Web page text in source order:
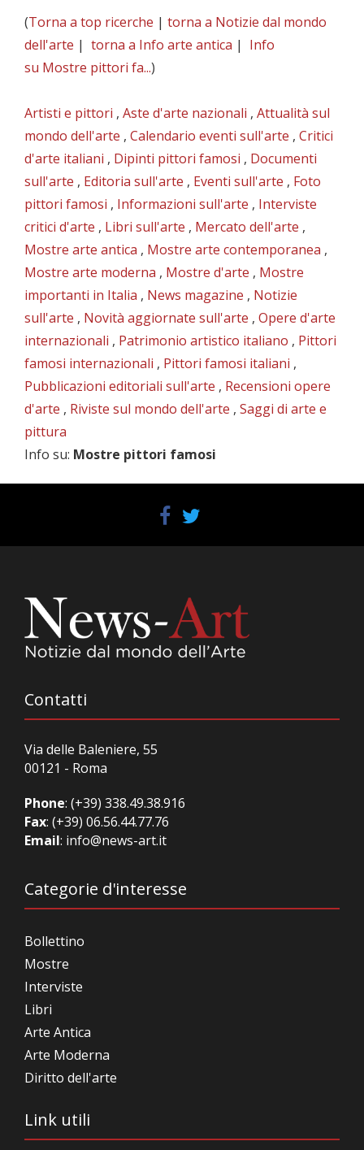
(Torna a top ricerche | torna a Notizie dal mondo
dell'arte | torna a Info arte antica | Info
su Mostre pittori fa...)
Artisti e pittori , Aste d'arte nazionali , Attualità sul
mondo dell'arte , Calendario eventi sull'arte , Critici
d'arte italiani , Dipinti pittori famosi , Documenti
sull'arte , Editoria sull'arte , Eventi sull'arte , Foto
pittori famosi , Informazioni sull'arte , Interviste
critici d'arte , Libri sull'arte , Mercato dell'arte ,
Mostre arte antica , Mostre arte contemporanea ,
Mostre arte moderna , Mostre d'arte , Mostre
importanti in Italia , News magazine , Notizie
sull'arte , Novità aggiornate sull'arte , Opere d'arte
internazionali , Patrimonio artistico italiano , Pittori
famosi internazionali , Pittori famosi italiani ,
Pubblicazioni editoriali sull'arte , Recensioni opere
d'arte , Riviste sul mondo dell'arte , Saggi di arte e
pittura
Info su: Mostre pittori famosi
Contatti
Via delle Baleniere, 55
00121 - Roma
Phone: (+39) 338.49.38.916
Fax: (+39) 06.56.44.77.76
Email: info@news-art.it
Categorie d'interesse
Bollettino
Mostre
Interviste
Libri
Arte Antica
Arte Moderna
Diritto dell'arte
Link utili